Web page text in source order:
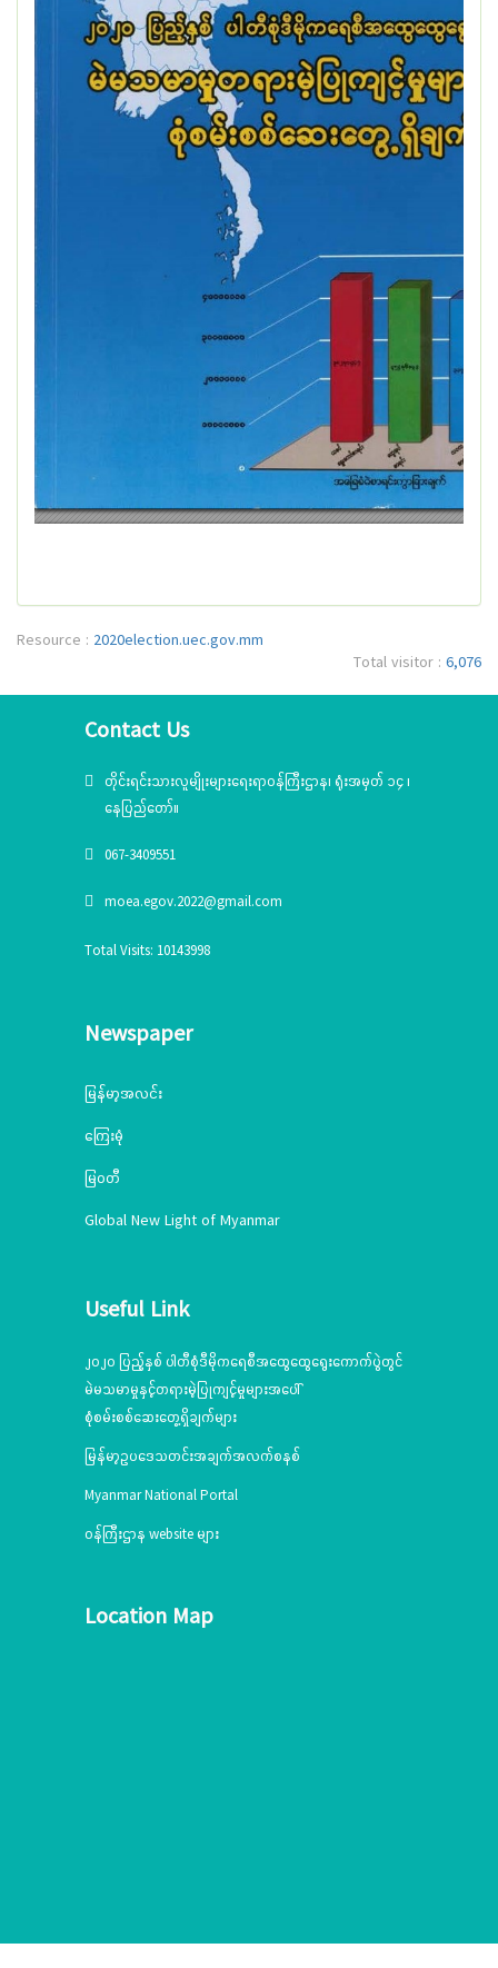
Resource : 2020election.uec.gov.mm
Total visitor : 6,076
Contact Us
တိုင်းရင်းသားလူမျိုးများရေးရာဝန်ကြီးဌာန၊ ရုံးအမှတ် ၁၄ ၊
နေပြည်တော်။
067-3409551
moea.egov.2022@gmail.com
Total Visits: 10143998
Newspaper
မြန်မာ့အလင်း
ကြေးမုံ
မြဝတီ
Global New Light of Myanmar
Useful Link
၂၀၂၀ ပြည့်နှစ် ပါတီစုံဒီမိုကရေစီအထွေထွေရွေးကောက်ပွဲတွင်
မဲမသမာမှုနှင့်တရားမဲ့ပြုကျင့်မှုများအပေါ်
စုံစမ်းစစ်ဆေးတွေ့ရှိချက်များ
မြန်မာ့ဥပဒေသတင်းအချက်အလက်စနစ်
Myanmar National Portal
ဝန်ကြီးဌာန website များ
Location Map